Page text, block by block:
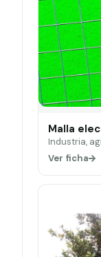
Malla
Industria,
Ver ficha